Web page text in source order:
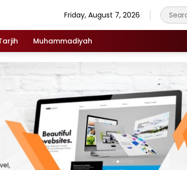
Friday, August 7, 2026
Muhammadiyah